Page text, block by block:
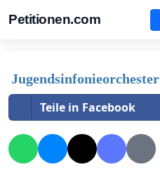
Petitionen.com
Jugendsinfonieorchester
Teile in Facebook